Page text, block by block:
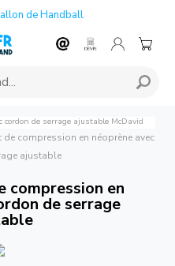
de Handball
cordon de serrage ajustable McDavid
de compression en néoprène avec
ajustable
compression en
de serrage